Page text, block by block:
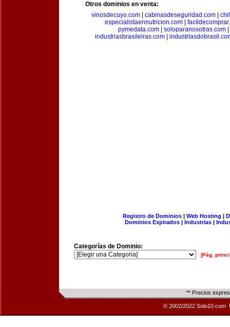
Otros dominios en venta:
vinosdecuyo.com| cabinasdeseguridad.com|
especialistaennutricion.com|
pymedata.com
soloparanosotras.com
industriasbrasileiras.com|
Registro de Dominios| Web Hosting |
Dominios Expirados | Industrias |
Categorías de Dominio:
[Pág.
** Precios
© 2002/2022 Solo10.com